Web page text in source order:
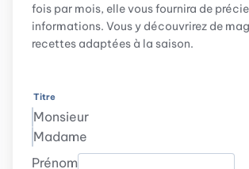
fois par mois, elle vous fournira de
informations. Vous y découvrirez de
recettes adaptées à la saison.
Titre
Monsieur
Madame
Prénom